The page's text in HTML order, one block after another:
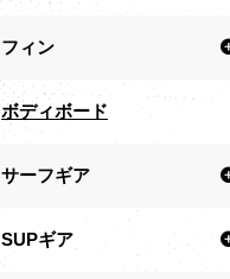
フィン
ボディボード
サーフギア
SUPギア